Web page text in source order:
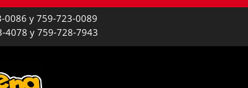
0086 y 759-723-0089
4078 y 759-728-7943